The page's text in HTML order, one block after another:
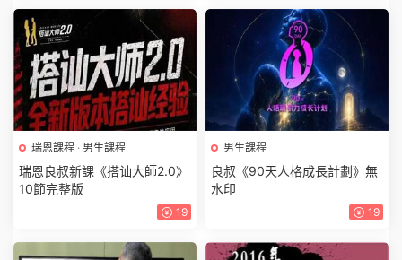
瑞恩課程 · 男生課程
瑞恩良叔新課《搭讪大師2.0》
10節完整版
19
男生課程
良叔《90天人格成長計劃》無
水印
19